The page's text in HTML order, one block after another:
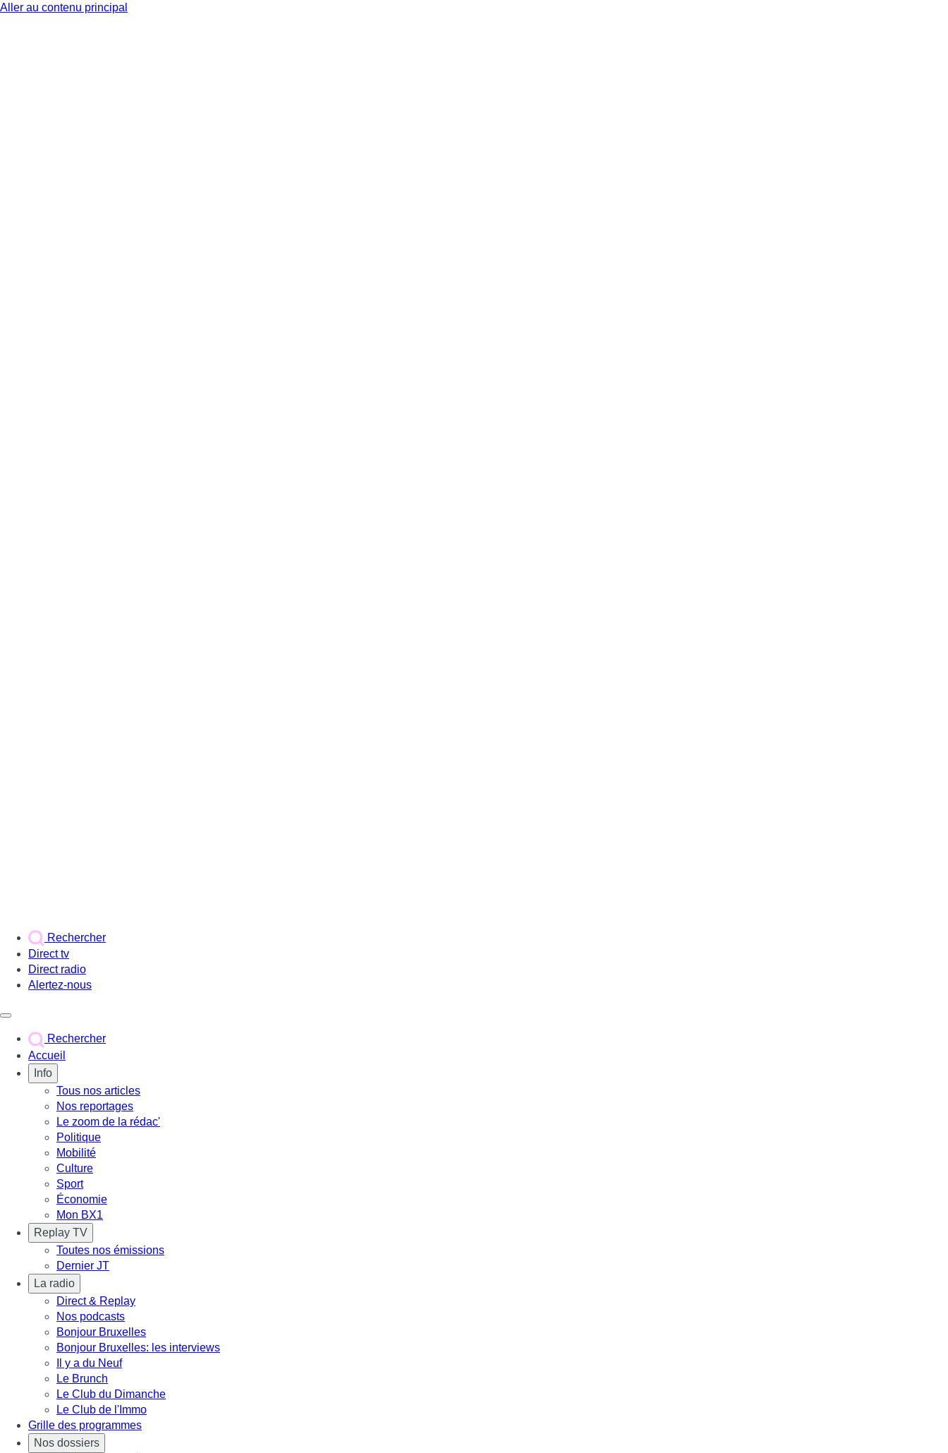
Aller au contenu principal
Rechercher
Direct tv
Direct radio
Alertez-nous
Rechercher
Accueil
Info
Tous nos articles
Nos reportages
Le zoom de la rédac'
Politique
Mobilité
Culture
Sport
Économie
Mon BX1
Replay TV
Toutes nos émissions
Dernier JT
La radio
Direct & Replay
Nos podcasts
Bonjour Bruxelles
Bonjour Bruxelles: les interviews
Il y a du Neuf
Le Brunch
Le Club du Dimanche
Le Club de l'Immo
Grille des programmes
Nos dossiers